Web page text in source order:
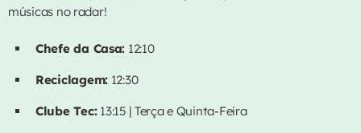
CONTACTOS
EVENTOS
VIDEOS
músicas no radar!
Chefe da Casa: 12:10
Reciclagem: 12:30
Clube Tec:13:15 | Terça e Quinta-Feira